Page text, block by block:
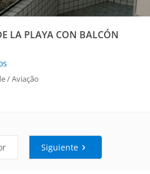
LA PLAYA CON BALCÓN
/ Aviação
Siguiente